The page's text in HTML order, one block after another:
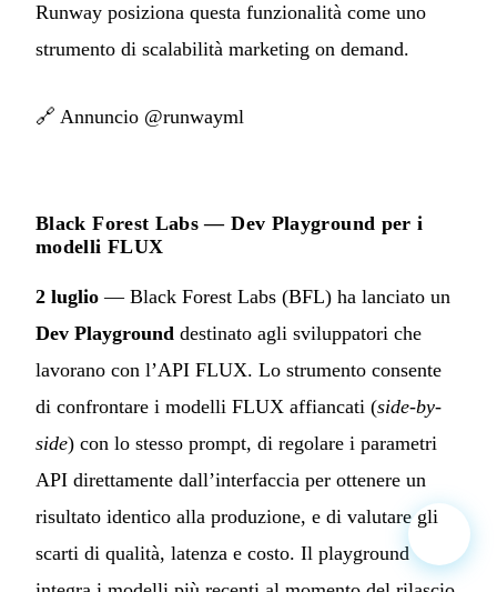
Runway posiziona questa funzionalità come uno
strumento di scalabilità marketing on demand.
🔗 Annuncio @runwayml
Black Forest Labs — Dev Playground per i
modelli FLUX
2 luglio — Black Forest Labs (BFL) ha lanciato un
Dev Playground destinato agli sviluppatori che
lavorano con l’API FLUX. Lo strumento consente
di confrontare i modelli FLUX affiancati (side-by-
side) con lo stesso prompt, di regolare i parametri
API direttamente dall’interfaccia per ottenere un
risultato identico alla produzione, e di valutare gli
scarti di qualità, latenza e costo. Il playground